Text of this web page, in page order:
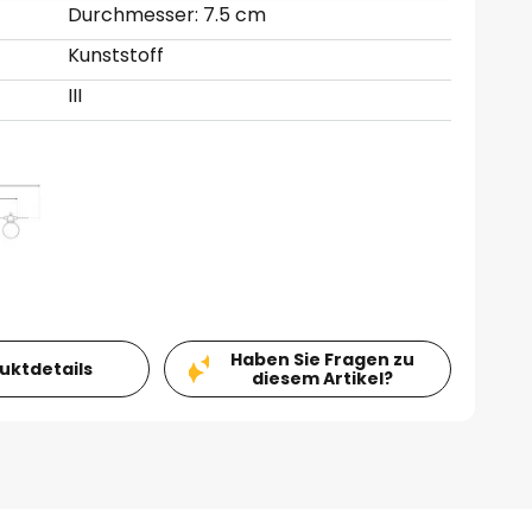
Durchmesser: 7.5 cm
Kunststoff
III
Haben Sie Fragen zu
diesem Artikel?